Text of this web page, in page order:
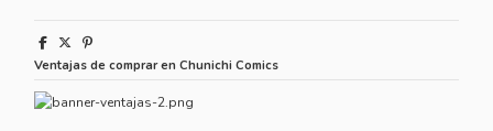
Ventajas de comprar en Chunichi Comics